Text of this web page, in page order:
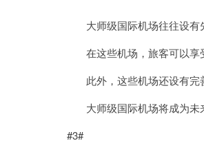
大师级国际机场往往设有
在这些机场，旅客可以享
此外，这些机场还设有完
大师级国际机场将成为未
#3#